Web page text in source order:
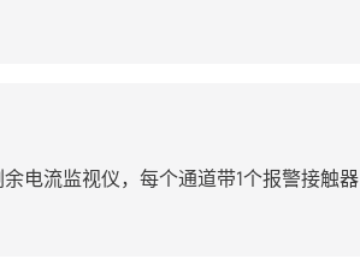
电流监视仪，每个通道带1个报警接触器